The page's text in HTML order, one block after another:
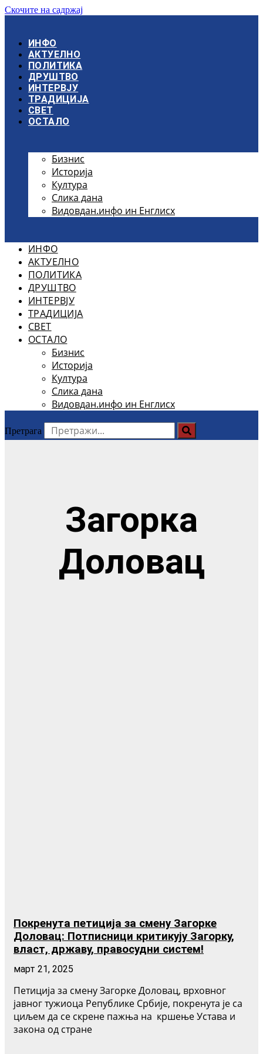
Скочите на садржај
ИНФО
АКТУЕЛНО
ПОЛИТИКА
ДРУШТВО
ИНТЕРВЈУ
ТРАДИЦИЈА
СВЕТ
ОСТАЛО
Бизнис
Историја
Култура
Слика дана
Видовдан.инфо ин Енглисх
ИНФО
АКТУЕЛНО
ПОЛИТИКА
ДРУШТВО
ИНТЕРВЈУ
ТРАДИЦИЈА
СВЕТ
ОСТАЛО
Бизнис
Историја
Култура
Слика дана
Видовдан.инфо ин Енглисх
Претрага
Загорка
Доловац
Покренута петиција за смену Загорке
Доловац: Потписници критикују Загорку,
власт, државу, правосудни систем!
март 21, 2025
Петиција за смену Загорке Доловац, врховног
јавног тужиоца Републике Србије, покренута је са
циљем да се скрене пажња на кршење Устава и
закона од стране